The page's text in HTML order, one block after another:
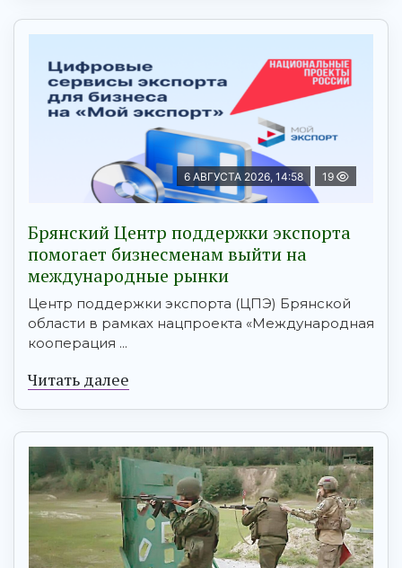
6 АВГУСТА 2026, 14:58 19
Брянский Центр поддержки экспорта
помогает бизнесменам выйти на
международные рынки
Центр поддержки экспорта (ЦПЭ) Брянской
области в рамках нацпроекта «Международная
кооперация ...
Читать далее